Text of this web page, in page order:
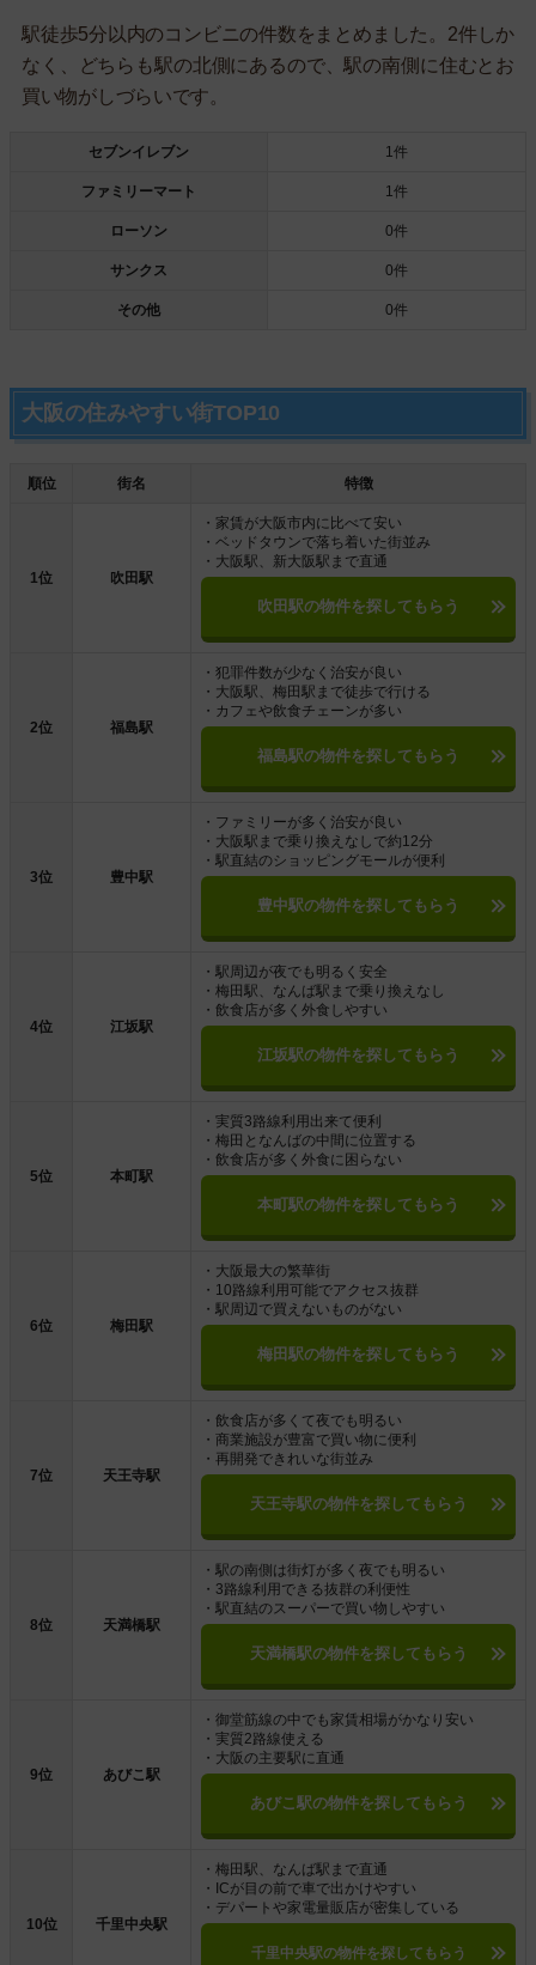
駅徒歩5分以内のコンビニの件数をまとめました。2件しか
なく、どちらも駅の北側にあるので、駅の南側に住むとお
買い物がしづらいです。
セブンイレブン 1件
ファミリーマート 1件
ローソン 0件
サンクス 0件
その他 0件
大阪の住みやすい街TOP10
順位 街名 特徴
1位 吹田駅
・家賃が大阪市内に比べて安い
・ベッドタウンで落ち着いた街並み
・大阪駅、新大阪駅まで直通
吹田駅の物件を探してもらう
2位 福島駅
・犯罪件数が少なく治安が良い
・大阪駅、梅田駅まで徒歩で行ける
・カフェや飲食チェーンが多い
福島駅の物件を探してもらう
3位 豊中駅
・ファミリーが多く治安が良い
・大阪駅まで乗り換えなしで約12分
・駅直結のショッピングモールが便利
豊中駅の物件を探してもらう
4位 江坂駅
・駅周辺が夜でも明るく安全
・梅田駅、なんば駅まで乗り換えなし
・飲食店が多く外食しやすい
江坂駅の物件を探してもらう
5位 本町駅
・実質3路線利用出来て便利
・梅田となんばの中間に位置する
・飲食店が多く外食に困らない
本町駅の物件を探してもらう
6位 梅田駅
・大阪最大の繁華街
・10路線利用可能でアクセス抜群
・駅周辺で買えないものがない
梅田駅の物件を探してもらう
7位 天王寺駅
・飲食店が多くて夜でも明るい
・商業施設が豊富で買い物に便利
・再開発できれいな街並み
天王寺駅の物件を探してもらう
8位 天満橋駅
・駅の南側は街灯が多く夜でも明るい
・3路線利用できる抜群の利便性
・駅直結のスーパーで買い物しやすい
天満橋駅の物件を探してもらう
9位 あびこ駅
・御堂筋線の中でも家賃相場がかなり安い
・実質2路線使える
・大阪の主要駅に直通
あびこ駅の物件を探してもらう
10位 千里中央駅
・梅田駅、なんば駅まで直通
・ICが目の前で車で出かけやすい
・デパートや家電量販店が密集している
千里中央駅の物件を探してもらう